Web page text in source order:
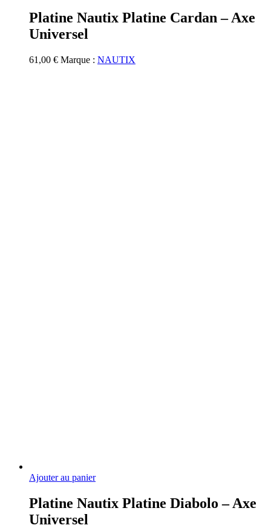
Platine Nautix Platine Cardan – Axe
Universel
61,00 € Marque : NAUTIX
Ajouter au panier
Platine Nautix Platine Diabolo – Axe
Universel